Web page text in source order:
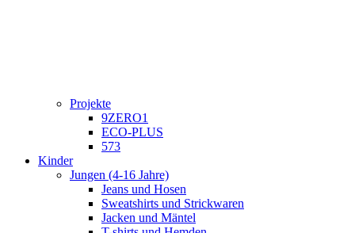
Projekte
9ZERO1
ECO-PLUS
573
Kinder
Jungen (4-16 Jahre)
Jeans und Hosen
Sweatshirts und Strickwaren
Jacken und Mäntel